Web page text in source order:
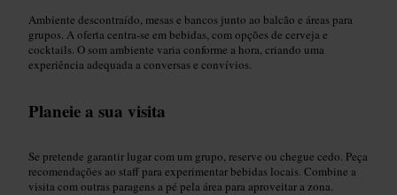
Ambiente descontraído, mesas e bancos junto ao balcão e áreas para
grupos. A oferta centra-se em bebidas, com opções de cerveja e
cocktails. O som ambiente varia conforme a hora, criando uma
experiência adequada a conversas e convívios.
Planeie a sua visita
Se pretende garantir lugar com um grupo, reserve ou chegue cedo. Peça
recomendações ao staff para experimentar bebidas locais. Combine a
visita com outras paragens a pé pela área para aproveitar a zona.